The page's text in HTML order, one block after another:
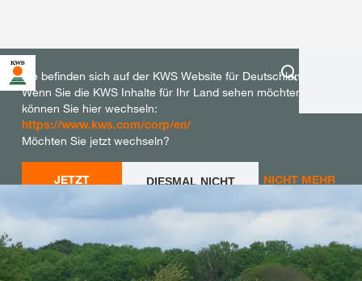
Sie befinden sich auf der KWS Website für Deutschland.
Wenn Sie die KWS Inhalte für Ihr Land sehen möchten,
können Sie hier wechseln:
https://www.kws.com/corp/en/
Möchten Sie jetzt wechseln?
JETZT
DIESMAL NICHT
NICHT MEHR